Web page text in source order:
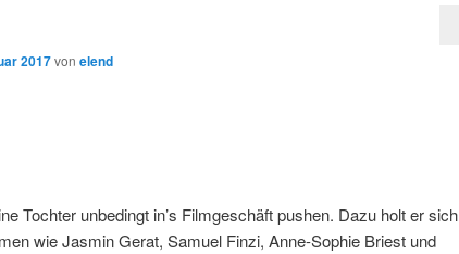
2017von elend
Tochter unbedingt in’s Filmgeschäft pushen. Dazu holt er sich
wie Jasmin Gerat, Samuel Finzi, Anne-Sophie Briest und